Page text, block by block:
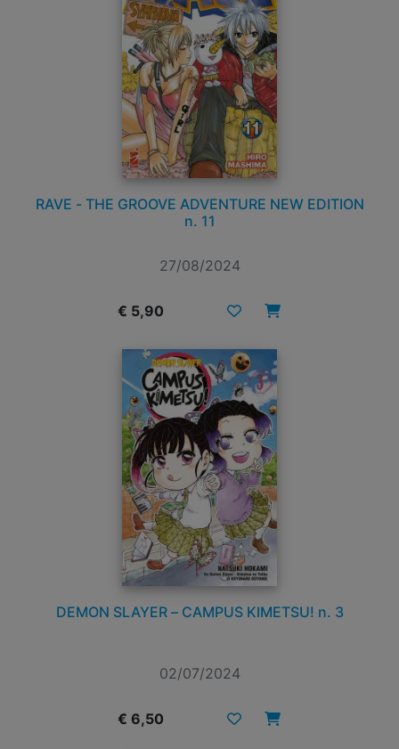
RAVE - THE GROOVE ADVENTURE NEW EDITION
n. 11
27/08/2024
€ 5,90
DEMON SLAYER – CAMPUS KIMETSU! n. 3
02/07/2024
€ 6,50